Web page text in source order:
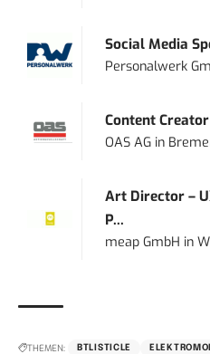
Social Media
Personalwerk
Content
OAS AG in
Art Director –
P...
meap GmbH in
THEMEN: BTLISTICLE